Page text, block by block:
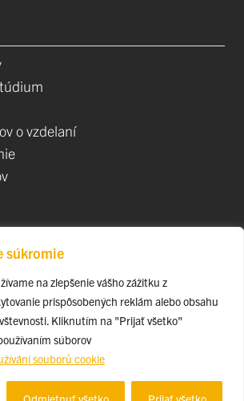
súkromie
na zlepšenie vášho zážitku z
prispôsobených reklám alebo obsahu
Kliknutím na "Prijať všetko"
súborov
souborů cookie
o vzdelaní
činnosti